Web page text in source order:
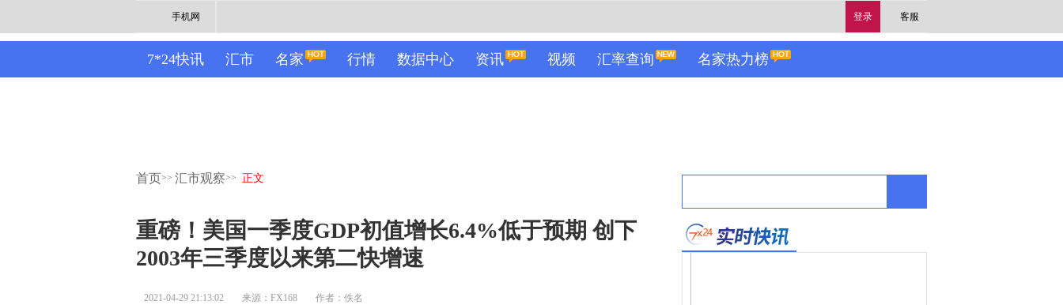
登录 客服
手机网
7*24快讯 汇市 名家 行情 数据中心 资讯 视频 汇率查询 名家热力榜
首页>> 汇市观察>> 正文
重磅！美国一季度GDP初值增长6.4%低于预期 创下
2003年三季度以来第二快增速
2021-04-29 21:13:02 来源：FX168 作者：佚名